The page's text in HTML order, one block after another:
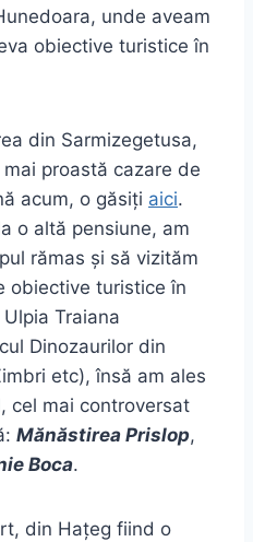
unde aveam
obiective turistice în
din Sarmizegetusa,
proastă cazare de
acum, o găsiți aici.
o altă pensiune, am
rămas și să vizităm
obiective turistice în
Traiana
Dinozaurilor din
etc), însă am ales
cel mai controversat
Mănăstirea Prislop,
Boca.
din Hațeg fiind o